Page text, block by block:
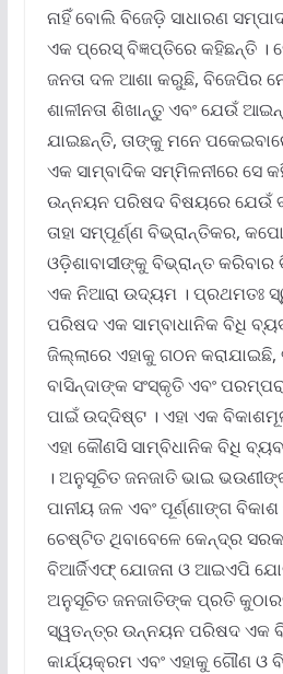
ନାହିଁ ବୋଲି ବିଜେଡ଼ି ସାଧାରଣ
ଏକ ପ୍ରେସ୍ ବିଜ୍ଞପ୍ତିରେ କହିଛନ୍ତି ।
ଜନତା ଦଳ ଆଶା କରୁଛି, ବିଜେପିର
ଶାଳୀନତା ଶିଖାନ୍ତୁ ଏବଂ ଯେଉଁ
ଯାଇଛନ୍ତି, ତାଙ୍କୁ ମନେ
ଏକ ସାମ୍ବାଦିକ ସମ୍ମିଳନୀରେ ସେ
ଉନ୍ନୟନ ପରିଷଦ ବିଷୟରେ ଯେଉଁ
ତାହା ସମ୍ପୂର୍ଣ୍ଣ ବିଭ୍ରାନ୍ତିକର,
ଓଡ଼ିଶାବାସୀଙ୍କୁ ବିଭ୍ରାନ୍ତ କରିବାର
ଏକ ନିଆରା ଉଦ୍ୟମ । ପ୍ରଥମତଃ
ପରିଷଦ ଏକ ସାମ୍ବାଧାନିକ ବିଧି
ଜିଲ୍ଲାରେ ଏହାକୁ ଗଠନ କରାଯାଇଛି,
ବାସିନ୍ଦାଙ୍କ ସଂସ୍କୃତି ଏବଂ
ପାଇଁ ଉଦ୍ଦିଷ୍ଟ । ଏହା ଏକ
ଏହା କୌଣସି ସାମ୍ବିଧାନିକ ବିଧି
। ଅନୁସୂଚିତ ଜନଜାତି ଭାଇ
ପାନୀୟ ଜଳ ଏବଂ ପୂର୍ଣ୍ଣାଙ୍ଗ
ଚେଷ୍ଟିତ ଥିବାବେଳେ କେନ୍ଦ୍ର
ବିଆର୍ଜିଏଫ୍ ଯୋଜନା ଓ ଆଇଏପି
ଅନୁସୂଚିତ ଜନଜାତିଙ୍କ ପ୍ରତି
ସ୍ୱତନ୍ତ୍ର ଉନ୍ନୟନ ପରିଷଦ ଏକ
କାର୍ଯ୍ୟକ୍ରମ ଏବଂ ଏହାକୁ ଗୌଣ ଓ